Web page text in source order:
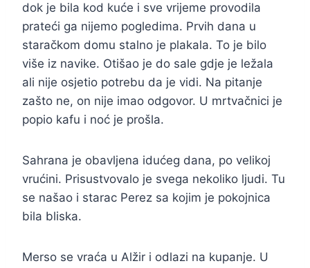
dok je bila kod kuće i sve vrijeme provodila
prateći ga nijemo pogledima. Prvih dana u
staračkom domu stalno je plakala. To je bilo
više iz navike. Otišao je do sale gdje je ležala
ali nije osjetio potrebu da je vidi. Na pitanje
zašto ne, on nije imao odgovor. U mrtvačnici je
popio kafu i noć je prošla.
Sahrana je obavljena idućeg dana, po velikoj
vrućini. Prisustvovalo je svega nekoliko ljudi. Tu
se našao i starac Perez sa kojim je pokojnica
bila bliska.
Merso se vraća u Alžir i odlazi na kupanje. U